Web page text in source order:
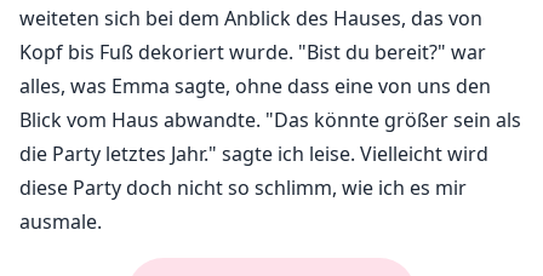
weiteten sich bei dem Anblick des Hauses, das von
Kopf bis Fuß dekoriert wurde. "Bist du bereit?" war
alles, was Emma sagte, ohne dass eine von uns den
Blick vom Haus abwandte. "Das könnte größer sein als
die Party letztes Jahr." sagte ich leise. Vielleicht wird
diese Party doch nicht so schlimm, wie ich es mir
ausmale.